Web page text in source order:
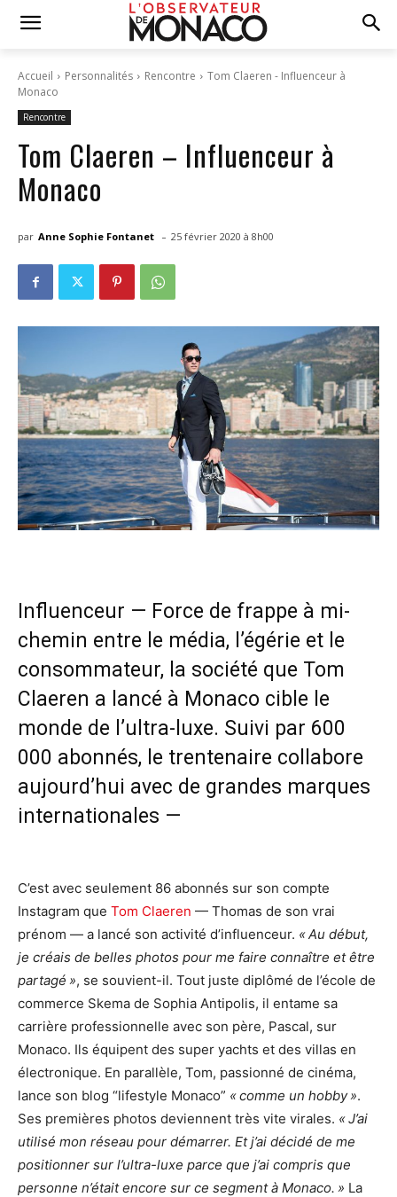
Accueil Personnalités Rencontre
Tom Claeren - Influenceur à
Monaco
Rencontre
Tom Claeren – Influenceur à
Monaco
par Anne Sophie Fontanet - 25 février 2020 à 8h00
Influenceur — Force de frappe à mi-
chemin entre le média, l’égérie et le
consommateur, la société que Tom
Claeren a lancé à Monaco cible le
monde de l’ultra-luxe. Suivi par 600
000 abonnés, le trentenaire collabore
aujourd’hui avec de grandes marques
internationales —
C’est avec seulement 86 abonnés sur son compte
Instagram que Tom Claeren — Thomas de son vrai
prénom — a lancé son activité d’influenceur. « Au début,
je créais de belles photos pour me faire connaître et être
partagé », se souvient-il. Tout juste diplômé de l’école de
commerce Skema de Sophia Antipolis, il entame sa
carrière professionnelle avec son père, Pascal, sur
Monaco. Ils équipent des super yachts et des villas en
électronique. En parallèle, Tom, passionné de cinéma,
lance son blog “lifestyle Monaco” « comme un hobby ».
Ses premières photos deviennent très vite virales. « J’ai
utilisé mon réseau pour démarrer. Et j’ai décidé de me
positionner sur l’ultra-luxe parce que j’ai compris que
personne n’était encore sur ce segment à Monaco. » La